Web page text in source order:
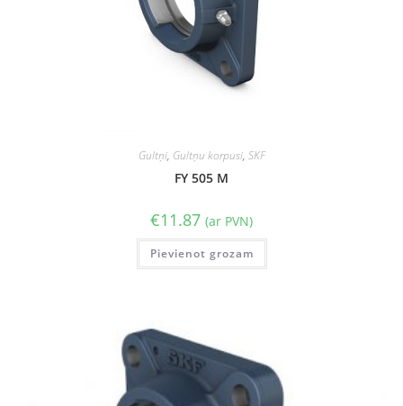
Gultņi, Gultņu korpusi, SKF
FY 505 M
€11.87 (ar PVN)
Pievienot grozam